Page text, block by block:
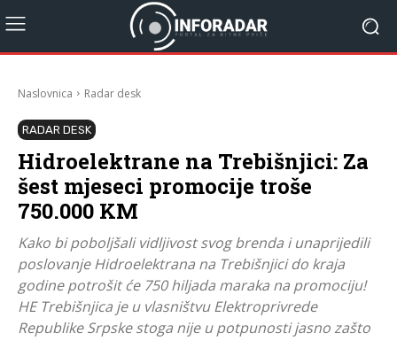
Naslovnica Radar desk
RADAR DESK
Hidroelektrane na Trebišnjici: Za
šest mjeseci promocije troše
750.000 KM
Kako bi poboljšali vidljivost svog brenda i unaprijedili
poslovanje Hidroelektrana na Trebišnjici do kraja
godine potrošit će 750 hiljada maraka na promociju!
HE Trebišnjica je u vlasništvu Elektroprivrede
Republike Srpske stoga nije u potpunosti jasno zašto